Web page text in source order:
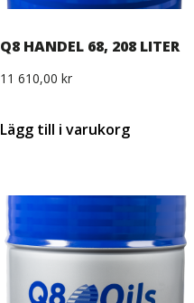
Q8 HANDEL 68, 208 LITER
11 610,00 kr
Lägg till i varukorg